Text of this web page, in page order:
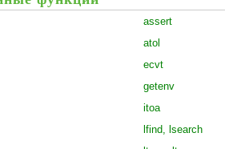
assert
atol
ecvt
getenv
itoa
lfind, lsearch